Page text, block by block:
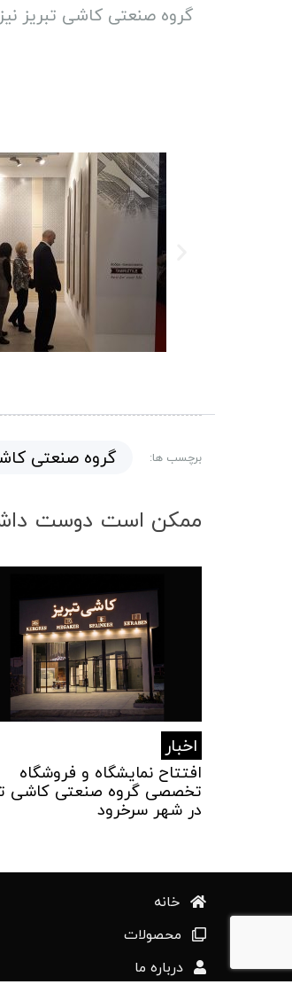
گروه صنعتی کاشی تبریز
برچسب ها: گروه صنعتی
ممکن است دوست
اخبار
افتتاح نمایشگاه و فروشگاه
تخصصی گروه صنعتی کاشی
در شهر سرخرود
خانه
محصولات
درباره ما